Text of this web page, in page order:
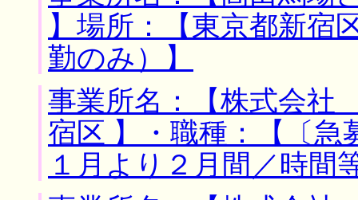
】場所：【東京都新宿
勤のみ）】
事業所名：【株式会
宿区 】・職種：【〔急
１月より２月間／時間